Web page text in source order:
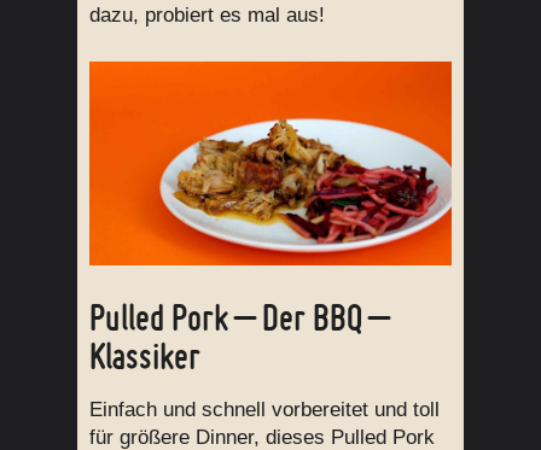
dazu, probiert es mal aus!
Pulled Pork – Der BBQ –
Klassiker
Einfach und schnell vorbereitet und toll
für größere Dinner, dieses Pulled Pork